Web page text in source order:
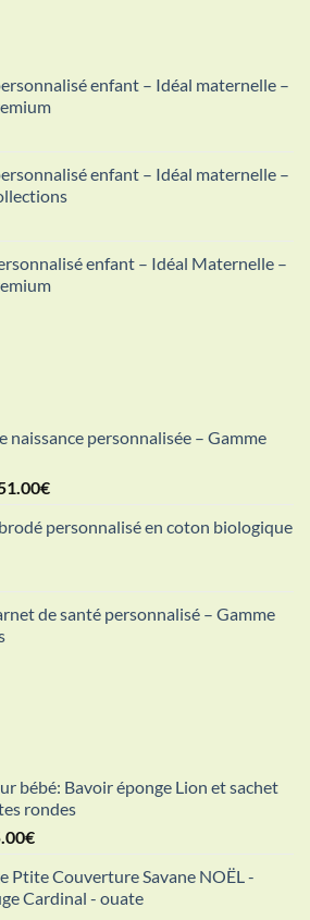
enfant – Idéal maternelle –
enfant – Idéal maternelle –
enfant – Idéal Maternelle –
naissance personnalisée – Gamme
€Plage
prix :
personnalisé en coton biologique
de santé personnalisé – Gamme
bébé: Bavoir éponge Lion et sachet
rondes
:
€Le
actuel
est :
Ptite Couverture Savane NOËL -
Cardinal - ouate